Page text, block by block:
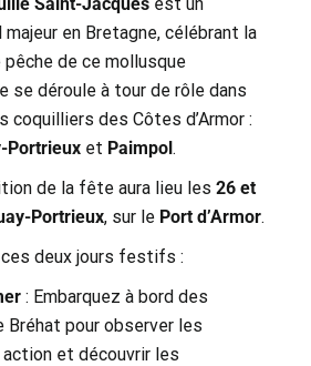
majeur en Bretagne, célébrant la
de ce mollusque
se déroule à tour de rôle dans
coquilliers des Côtes d’Armor :
Portrieux et Paimpol.
de la fête aura lieu les 26 et
Portrieux, sur le Port d’Armor.
deux jours festifs :
: Embarquez à bord des
pour observer les
action et découvrir les